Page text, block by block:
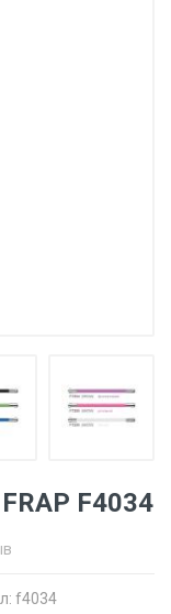
F4034
f4034